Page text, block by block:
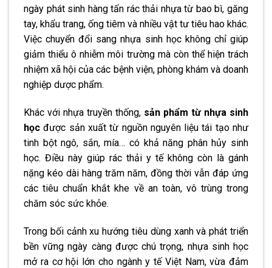
ngày phát sinh hàng tấn rác thải nhựa từ bao bì, găng
tay, khẩu trang, ống tiêm và nhiều vật tư tiêu hao khác.
Việc chuyển đổi sang nhựa sinh học không chỉ giúp
giảm thiểu ô nhiễm môi trường mà còn thể hiện trách
nhiệm xã hội của các bệnh viện, phòng khám và doanh
nghiệp dược phẩm.
Khác với nhựa truyền thống, sản phẩm từ nhựa sinh
học được sản xuất từ nguồn nguyên liệu tái tạo như
tinh bột ngô, sắn, mía… có khả năng phân hủy sinh
học. Điều này giúp rác thải y tế không còn là gánh
nặng kéo dài hàng trăm năm, đồng thời vẫn đáp ứng
các tiêu chuẩn khắt khe về an toàn, vô trùng trong
chăm sóc sức khỏe.
Trong bối cảnh xu hướng tiêu dùng xanh và phát triển
bền vững ngày càng được chú trọng, nhựa sinh học
mở ra cơ hội lớn cho ngành y tế Việt Nam, vừa đảm